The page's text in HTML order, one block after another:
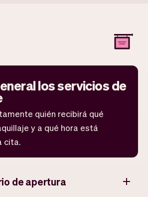
los servicios de
quién recibirá qué
y a qué hora está
cita.
de apertura